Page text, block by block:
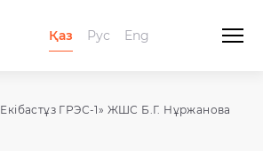
Қаз Рус Eng
ГРЭС-1» ЖШС Б.Г. Нұржанова